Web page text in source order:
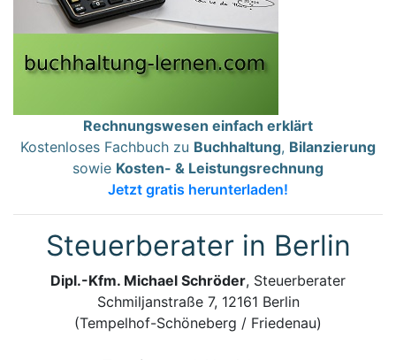
Rechnungswesen einfach erklärt
Kostenloses Fachbuch zu Buchhaltung, Bilanzierung
sowie Kosten- & Leistungsrechnung
Jetzt gratis herunterladen!
Steuerberater in Berlin
Dipl.-Kfm. Michael Schröder, Steuerberater
Schmiljanstraße 7, 12161 Berlin
(Tempelhof-Schöneberg / Friedenau)